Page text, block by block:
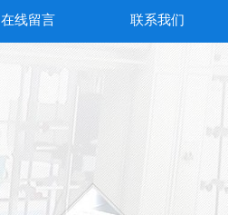
在线留言 联系我们